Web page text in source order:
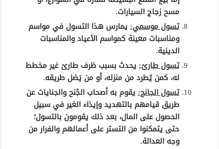
مسح زجاج السيارات.
تسول موسمي: يمارس هذا التسول في مواسم
ومناسبات معينة كمواسم الأعياد والمناسبات
الدينية.
تسول طارئ: يحدث بسبب ظرف طارئ غير مخطط
له، كمن يُطرد من منزله، أو من يَضل طريقه.
تسول الجانح: يقوم به أصحاب الجُنح والجنايات عن
طريق قيامهم بالتهديد وإيذاء الغير في سبيل
الحصول على المال، بعد ذلك يقومون بالتسول؛
حتى يتمكنوا من التستر على أعمالهم والفرار من
وجه العدالة.